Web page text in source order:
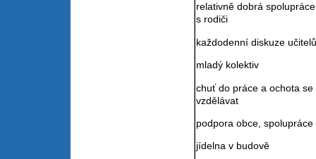
relativně dobrá spolupráce
s rodiči
každodenní diskuze učitelů
mladý kolektiv
chuť do práce a ochota se
vzdělávat
podpora obce, spolupráce
jídelna v budově